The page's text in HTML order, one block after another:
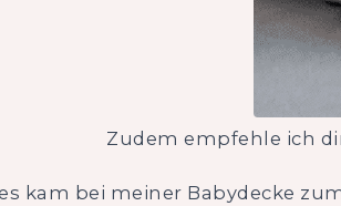
Zudem empfehle ich
kam bei meiner Babydecke